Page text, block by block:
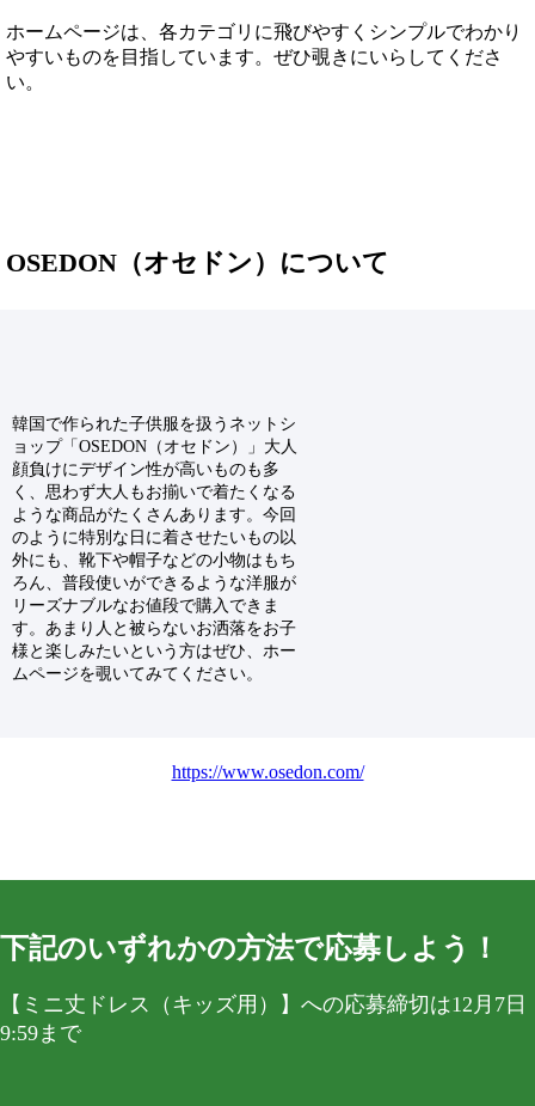
ホームページは、各カテゴリに飛びやすくシンプルでわかり
やすいものを目指しています。ぜひ覗きにいらしてくださ
い。
OSEDON（オセドン）について
韓国で作られた子供服を扱うネットシ
ョップ「OSEDON（オセドン）」大人
顔負けにデザイン性が高いものも多
く、思わず大人もお揃いで着たくなる
ような商品がたくさんあります。今回
のように特別な日に着させたいもの以
外にも、靴下や帽子などの小物はもち
ろん、普段使いができるような洋服が
リーズナブルなお値段で購入できま
す。あまり人と被らないお洒落をお子
様と楽しみたいという方はぜひ、ホー
ムページを覗いてみてください。
https://www.osedon.com/
下記のいずれかの方法で応募しよう！
【ミニ丈ドレス（キッズ用）】への応募締切は12月7日
9:59まで